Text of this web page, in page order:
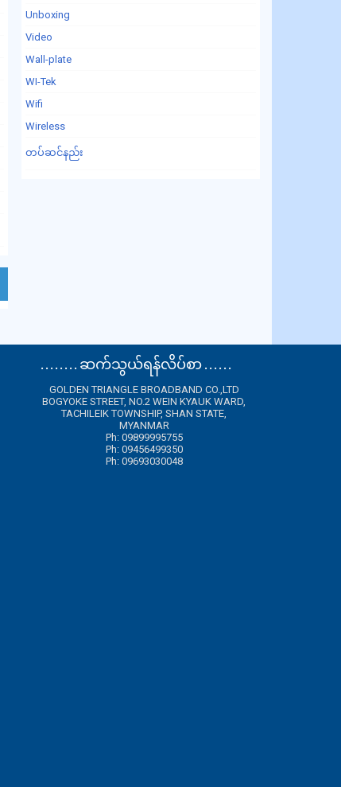
Unboxing
Video
Wall-plate
WI-Tek
Wifi
Wireless
တပ်ဆင်နည်း
. . . . . . . . ဆက်သွယ်ရန်လိပ်စာ . . . . . .
GOLDEN TRIANGLE BROADBAND CO.,LTD
BOGYOKE STREET, NO.2 WEIN KYAUK WARD,
TACHILEIK TOWNSHIP, SHAN STATE,
MYANMAR
Ph: 09899995755
Ph: 09456499350
Ph: 09693030048